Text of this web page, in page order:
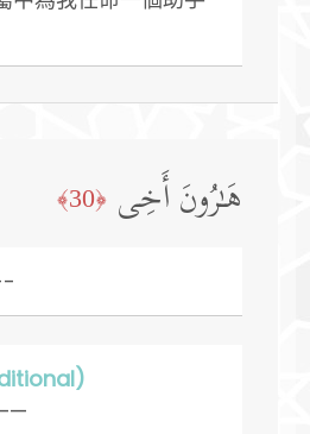
هَـٰرُونَ أَخِی ﴿30﴾